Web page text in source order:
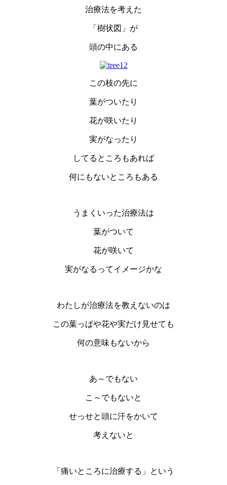
治療法を考えた
「樹状図」が
頭の中にある
この枝の先に
葉がついたり
花が咲いたり
実がなったり
してるところもあれば
何にもないところもある
うまくいった治療法は
葉がついて
花が咲いて
実がなるってイメージかな
わたしが治療法を教えないのは
この葉っぱや花や実だけ見せても
何の意味もないから
あ～でもない
こ～でもないと
せっせと頭に汗をかいて
考えないと
「痛いところに治療する」という